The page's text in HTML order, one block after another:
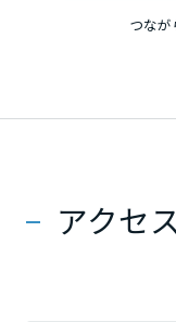
つなが
アクセ